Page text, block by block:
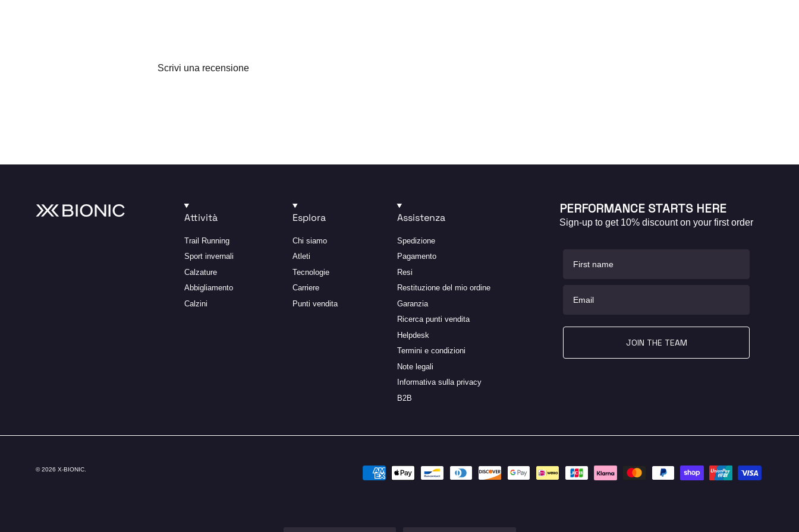
Scrivi una recensione
Attività
Trail Running
Sport invernali
Calzature
Abbigliamento
Calzini
Esplora
Chi siamo
Atleti
Tecnologie
Carriere
Punti vendita
Assistenza
Spedizione
Pagamento
Resi
Restituzione del mio ordine
Garanzia
Ricerca punti vendita
Helpdesk
Termini e condizioni
Note legali
Informativa sulla privacy
B2B
PERFORMANCE STARTS HERE
Sign-up to get 10% discount on your first order
JOIN THE TEAM
© 2026 X-BIONIC.